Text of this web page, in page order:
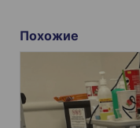
и
г
ц
и
Похожие